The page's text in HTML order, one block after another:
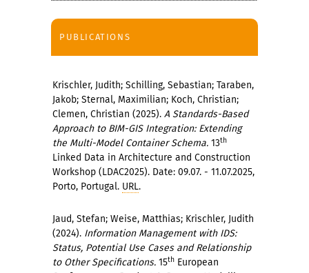
PUBLICATIONS
Krischler, Judith; Schilling, Sebastian; Taraben,
Jakob; Sternal, Maximilian; Koch, Christian;
Clemen, Christian (2025). A Standards-Based
Approach to BIM-GIS Integration: Extending
the Multi-Model Container Schema. 13th
Linked Data in Architecture and Construction
Workshop (LDAC2025). Date: 09.07. - 11.07.2025,
Porto, Portugal. URL.
Jaud, Stefan; Weise, Matthias; Krischler, Judith
(2024). Information Management with IDS:
Status, Potential Use Cases and Relationship
to Other Specifications. 15th European